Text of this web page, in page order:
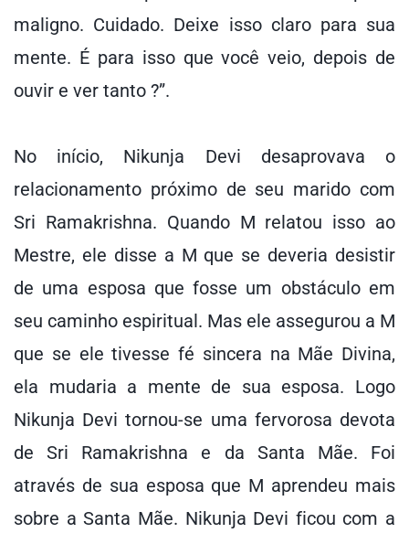
maligno. Cuidado. Deixe isso claro para sua
mente. É para isso que você veio, depois de
ouvir e ver tanto ?”.
No início, Nikunja Devi desaprovava o
relacionamento próximo de seu marido com
Sri Ramakrishna. Quando M relatou isso ao
Mestre, ele disse a M que se deveria desistir
de uma esposa que fosse um obstáculo em
seu caminho espiritual. Mas ele assegurou a M
que se ele tivesse fé sincera na Mãe Divina,
ela mudaria a mente de sua esposa. Logo
Nikunja Devi tornou-se uma fervorosa devota
de Sri Ramakrishna e da Santa Mãe. Foi
através de sua esposa que M aprendeu mais
sobre a Santa Mãe. Nikunja Devi ficou com a